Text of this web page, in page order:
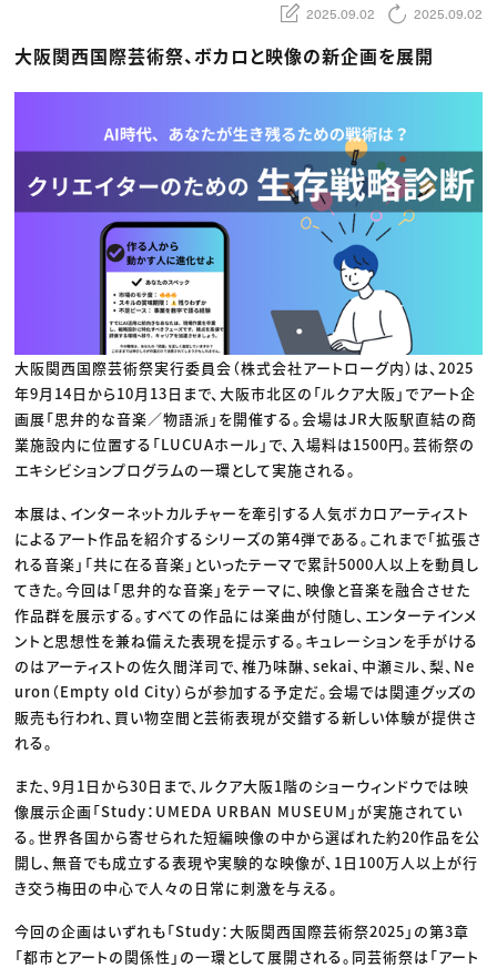
動画配信・映像制作
編集・ライティング
マーケティング
業界解説・キャリア事情
お役立ち基礎知識
TOP Creator’s コラム トップ
Webクリエイター
アプリクリエイター
映像クリエイター
マーケッター
C＆R Magazine
ニュース・トレンド
Web
映像
ゲーム・エンタメ
CREATIVE VILLAGEからのお知らせ
プロフェッショナル×つながる×メディア
2025.09.02 2025.09.02
大阪関西国際芸術祭、ボカロと映像の新企画を展開
大阪関西国際芸術祭実行委員会（株式会社アートローグ内）は、2025
年9月14日から10月13日まで、大阪市北区の「ルクア大阪」でアート企
画展「思弁的な音楽／物語派」を開催する。会場はJR大阪駅直結の商
業施設内に位置する「LUCUAホール」で、入場料は1500円。芸術祭の
エキシビションプログラムの一環として実施される。
本展は、インターネットカルチャーを牽引する人気ボカロアーティスト
によるアート作品を紹介するシリーズの第4弾である。これまで「拡張さ
れる音楽」「共に在る音楽」といったテーマで累計5000人以上を動員し
てきた。今回は「思弁的な音楽」をテーマに、映像と音楽を融合させた
作品群を展示する。すべての作品には楽曲が付随し、エンターテインメ
ントと思想性を兼ね備えた表現を提示する。キュレーションを手がける
のはアーティストの佐久間洋司で、椎乃味醂、sekai、中瀬ミル、梨、Ne
uron（Empty old City）らが参加する予定だ。会場では関連グッズの
販売も行われ、買い物空間と芸術表現が交錯する新しい体験が提供さ
れる。
また、9月1日から30日まで、ルクア大阪1階のショーウィンドウでは映
像展示企画「Study：UMEDA URBAN MUSEUM」が実施されてい
る。世界各国から寄せられた短編映像の中から選ばれた約20作品を公
開し、無音でも成立する表現や実験的な映像が、1日100万人以上が行
き交う梅田の中心で人々の日常に刺激を与える。
今回の企画はいずれも「Study：大阪関西国際芸術祭2025」の第3章
「都市とアートの関係性」の一環として展開される。同芸術祭は「アート